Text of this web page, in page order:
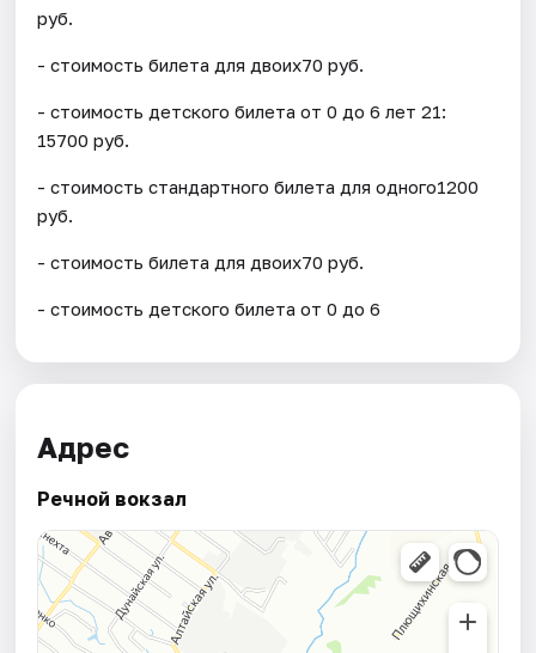
руб.
- стоимость билета для двоих70 руб.
- стоимость детского билета от 0 до 6 лет 21:
15700 руб.
- стоимость стандартного билета для одного1200
руб.
- стоимость билета для двоих70 руб.
- стоимость детского билета от 0 до 6
Адрес
Речной вокзал